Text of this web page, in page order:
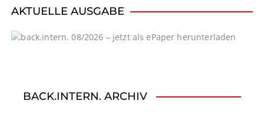
i
g
AKTUELLE AUSGABE
BACK.INTERN. ARCHIV